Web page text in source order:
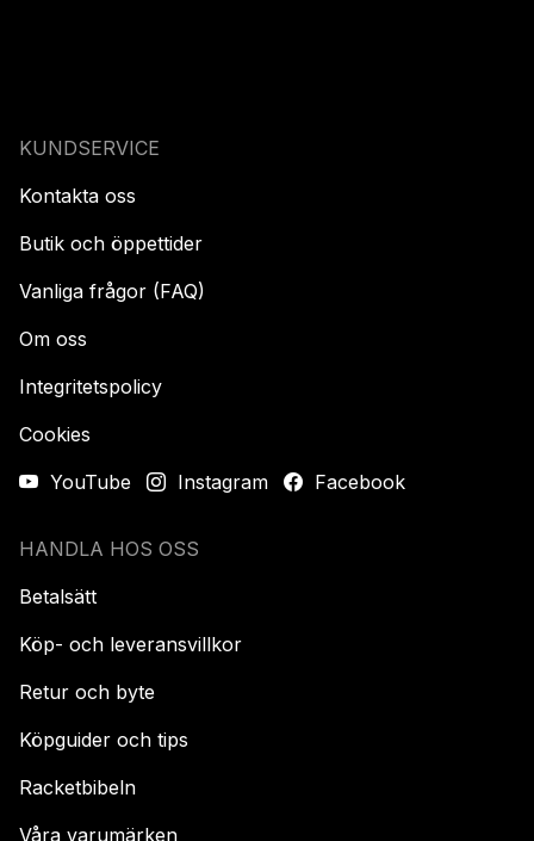
KUNDSERVICE
Kontakta oss
Butik och öppettider
Vanliga frågor (FAQ)
Om oss
Integritetspolicy
Cookies
YouTube
Instagram Facebook
HANDLA HOS OSS
Betalsätt
Köp- och leveransvillkor
Retur och byte
Köpguider och tips
Racketbibeln
Våra varumärken